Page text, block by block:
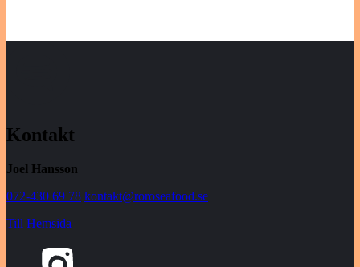
Kontakt
Joel Hansson
072-430 69 78 kontakt@roroseafood.se
Till Hemsida